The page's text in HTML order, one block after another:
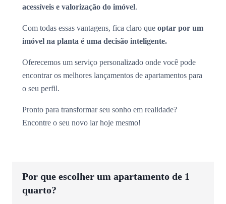
acessíveis e valorização do imóvel.
Com todas essas vantagens, fica claro que optar por um
imóvel na planta é uma decisão inteligente.
Oferecemos um serviço personalizado onde você pode
encontrar os melhores lançamentos de apartamentos para
o seu perfil.
Pronto para transformar seu sonho em realidade?
Encontre o seu novo lar hoje mesmo!
Por que escolher um apartamento de 1
quarto?